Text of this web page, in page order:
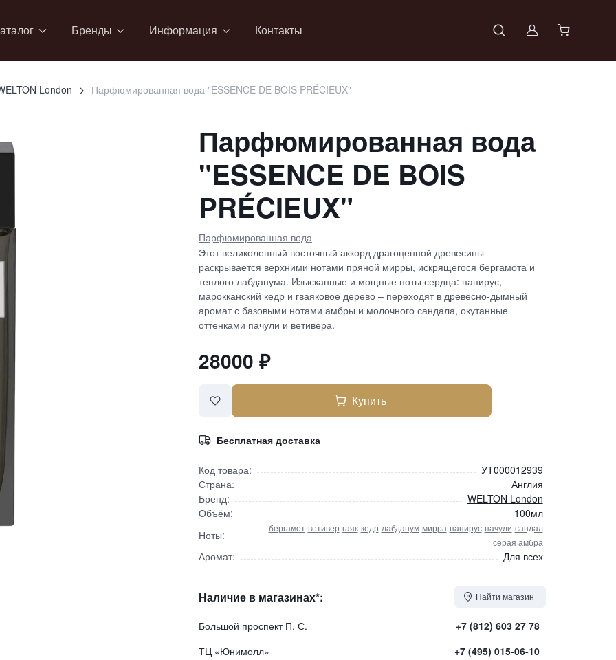
Бренды Информация Контакты Войти в
London Парфюмированная вода "ESSENCE DE BOIS PRÉCIEUX"
Парфюмированная вода
"ESSENCE DE BOIS
PRÉCIEUX"
Парфюмированная вода
Этот великолепный восточный аккорд драгоценной древесины
раскрывается верхними нотами пряной мирры, искрящегося бергамота и
теплого лабданума. Изысканные и мощные ноты сердца: папирус,
марокканский кедр и гваяковое дерево – переходят в древесно-дымный
аромат с базовыми нотами амбры и молочного сандала, окутанные
оттенками пачули и ветивера.
28000 ₽
Купить
Бесплатная доставка
Код товара:
УТ000012939
Страна:
Англия
Бренд:
WELTON London
Объём:
100мл
Ноты:
бергамот ветивер гаяк кедр лабданум мирра папирус пачули сандал
серая амбра
Аромат: Для всех
Наличие в магазинах*: Найти магазин
Большой проспект П. С.
+7 (812) 603 27 78
ТЦ «Юнимолл»
+7 (495) 015-06-10